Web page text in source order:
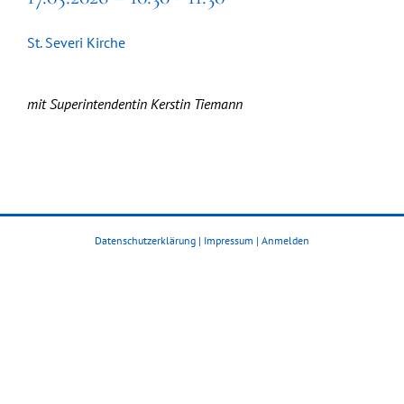
St. Severi Kirche
mit Superintendentin Kerstin Tiemann
Datenschutzerklärung | Impressum | Anmelden